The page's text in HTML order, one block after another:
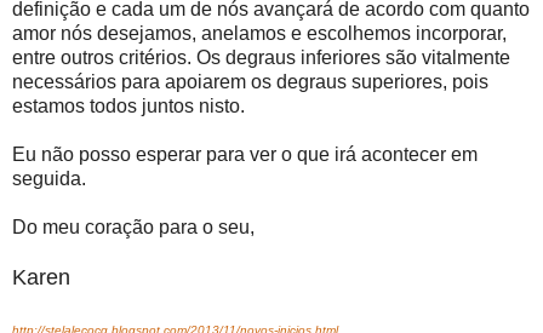
definição e cada um de nós avançará de acordo com quanto
amor nós desejamos, anelamos e escolhemos incorporar,
entre outros critérios. Os degraus inferiores são vitalmente
necessários para apoiarem os degraus superiores, pois
estamos todos juntos nisto.
Eu não posso esperar para ver o que irá acontecer em
seguida.
Do meu coração para o seu,
Karen
http://stelalecocq.blogspot.com/2013/11/novos-inicios.html